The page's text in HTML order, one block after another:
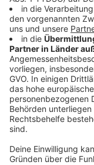
Anzeige
Folge uns für
Anzeige
Livestream |